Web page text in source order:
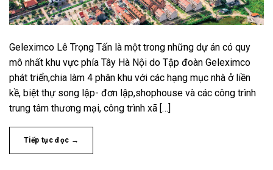
Geleximco Lê Trọng Tấn là một trong những dự án có quy
mô nhất khu vực phía Tây Hà Nội do Tập đoàn Geleximco
phát triển,chia làm 4 phân khu với các hạng mục nhà ở liền
kề, biệt thự song lập- đơn lập,shophouse và các công trình
trung tâm thương mại, công trình xã […]
Tiếp tục đọc →